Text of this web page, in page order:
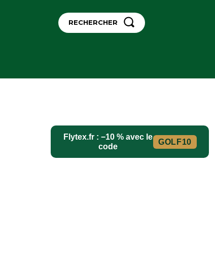
RECHERCHER
Flytex.fr : −10 % avec le
code
GOLF10